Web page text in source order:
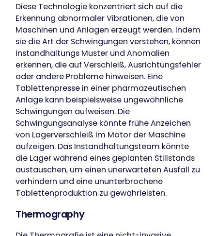
Diese Technologie konzentriert sich auf die
Erkennung abnormaler Vibrationen, die von
Maschinen und Anlagen erzeugt werden. Indem
sie die Art der Schwingungen verstehen, können
Instandhaltungs Muster und Anomalien
erkennen, die auf Verschleiß, Ausrichtungsfehler
oder andere Probleme hinweisen. Eine
Tablettenpresse in einer pharmazeutischen
Anlage kann beispielsweise ungewöhnliche
Schwingungen aufweisen. Die
Schwingungsanalyse könnte frühe Anzeichen
von Lagerverschleiß im Motor der Maschine
aufzeigen. Das Instandhaltungsteam könnte
die Lager während eines geplanten Stillstands
austauschen, um einen unerwarteten Ausfall zu
verhindern und eine ununterbrochene
Tablettenproduktion zu gewährleisten.
Thermography